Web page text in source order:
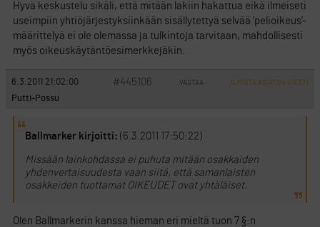
Hyvä keskustelu sikäli, että mitään lakiin hakattua eikä ilmeiseti
useimpiin yhtiöjärjestyksiinkään sisällytettyä selvää ’pelioikeus’-
määrittelyä ei ole olemassa ja tulkintoja tarvitaan, mahdollisesti
myös oikeuskäytäntöesimerkkejäkin.
6.3.2011 21:02:00 #445106 VASTAA ILMOITA ASIATON VIESTI
Putti-Possu
Ballmarker kirjoitti: (6.3.2011 17:50:22)
Missään lainkohdassa ei puhuta mitään osakkaiden
yhdenvertaisuudesta vaan siitä, että samanlaisten
osakkeiden tuottamat OIKEUDET ovat yhtäläiset.
Olen Ballmarkerin kanssa hieman eri mieltä tuon 7 §:n